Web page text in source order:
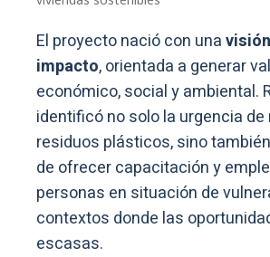
El proyecto nació con una
impacto, orientada a generar
económico, social y ambiental.
identificó no solo la urgencia
residuos plásticos, sino
de ofrecer capacitación y
personas en situación de
contextos donde las
escasas.